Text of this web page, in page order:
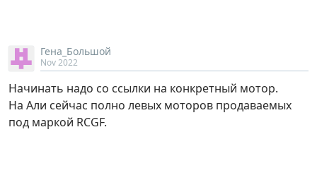
Гена_Большой
Nov 2022
Начинать надо со ссылки на конкретный мотор.
На Али сейчас полно левых моторов продаваемых
под маркой RCGF.